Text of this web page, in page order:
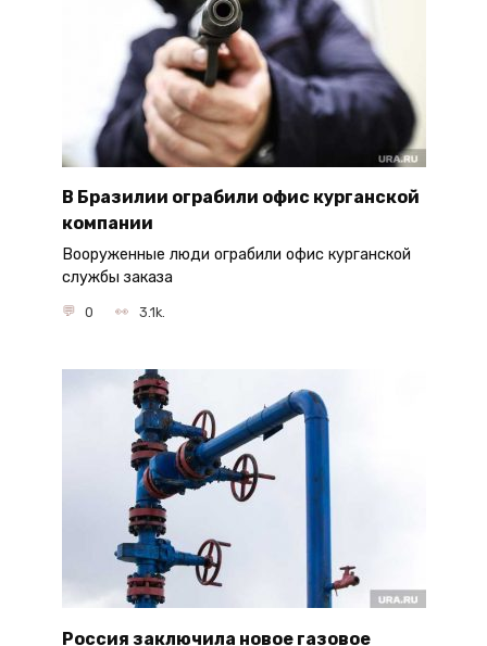
В Бразилии ограбили офис курганской
компании
Вооруженные люди ограбили офис курганской
службы заказа
0 3.1k.
Россия заключила новое газовое